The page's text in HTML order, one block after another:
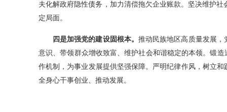
夫化解政府隐性债务，加力清偿拖欠企业账款。坚决维护
定局面。
四是加强党的建设固根本。 推动民族地区高质量发展，
意识、带领群众增收致富、维护社会和谐稳定的本领。锻
作机制，为事业发展提供坚强保障。严明纪律作风，树立
全身心干事创业、推动发展。